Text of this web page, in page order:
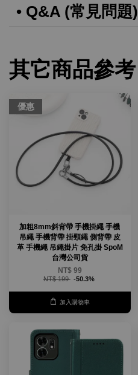
• Q&A (常見問題)
其它商品參考
優惠
加粗8mm斜背帶 手機掛繩 手機
吊繩 手機背帶 掛頸繩 側背帶 皮
革 手機繩 吊繩掛片 免孔掛 SpoM
台灣公司貨
NT$ 99
NT$ 199 -50.3%
加入購物車